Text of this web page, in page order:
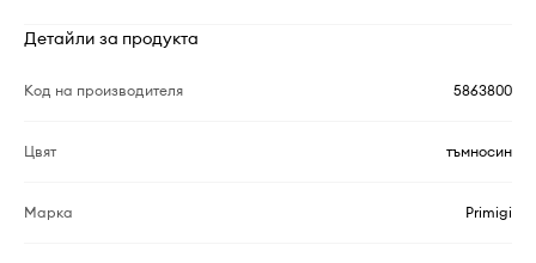
Детайли за продукта
Код на производителя 5863800
Цвят тъмносин
Марка Primigi